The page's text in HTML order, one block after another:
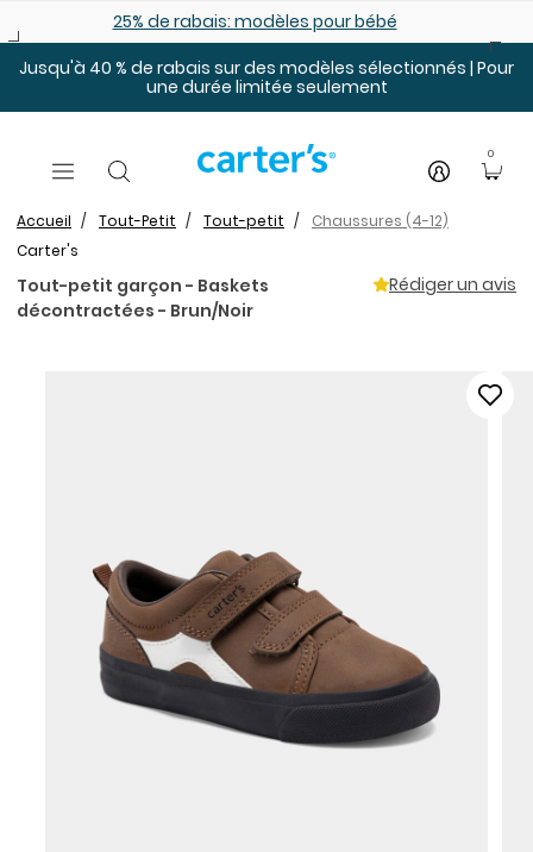
25% de rabais: modèles pour bébé
Jusqu'à 40 % de rabais sur des modèles sélectionnés | Pour
une durée limitée seulement
0
Accueil Tout-Petit Tout-petit
Chaussures (4-12)
Carter's
Tout-petit garçon - Baskets
décontractées - Brun/Noir
Rédiger un avis